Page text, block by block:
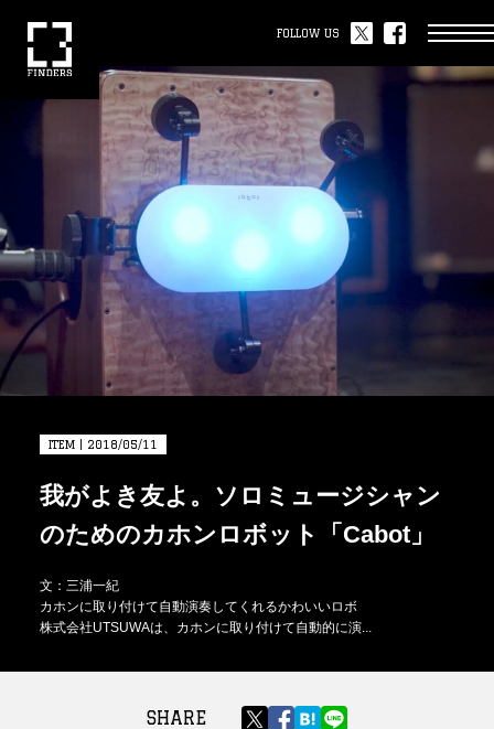
FOLLOW US
ITEM | 2018/05/11
我がよき友よ。ソロミュージシャン
のためのカホンロボット「Cabot」
文：三浦一紀
カホンに取り付けて自動演奏してくれるかわいいロボ
株式会社UTSUWAは、カホンに取り付けて自動的に演...
SHARE